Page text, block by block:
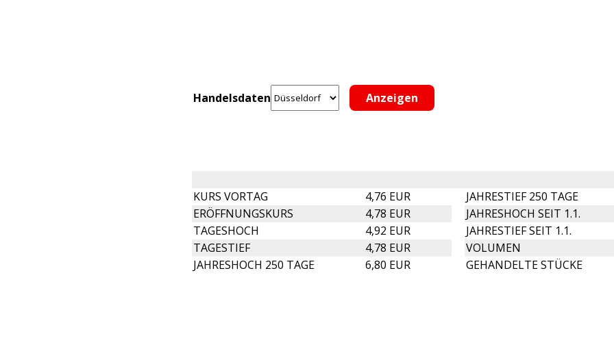
Handelsdaten
KURS VORTAG 4,76 EUR JAHRESTIEF 250 TAGE
ERÖFFNUNGSKURS
4,78 EUR JAHRESHOCH SEIT 1.1.
TAGESHOCH
4,92 EUR JAHRESTIEF SEIT 1.1.
TAGESTIEF
4,78 EUR VOLUMEN
JAHRESHOCH 250 TAGE
6,80 EUR GEHANDELTE STÜCKE